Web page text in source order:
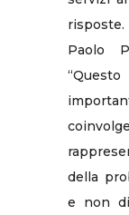
risposte.
Paolo
della
e non